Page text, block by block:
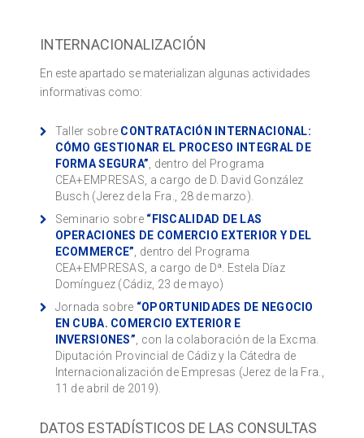
INTERNACIONALIZACIÓN
En este apartado se materializan algunas actividades
informativas como:
Taller sobre CONTRATACIÓN INTERNACIONAL:
CÓMO GESTIONAR EL PROCESO INTEGRAL DE
FORMA SEGURA” , dentro del Programa
CEA+EMPRESAS, a cargo de D. David González
Busch (Jerez de la Fra., 28 de marzo).
Seminario sobre “FISCALIDAD DE LAS
OPERACIONES DE COMERCIO EXTERIOR Y DEL
ECOMMERCE” , dentro del Programa
CEA+EMPRESAS, a cargo de Dª. Estela Díaz
Domínguez (Cádiz, 23 de mayo)
Jornada sobre “OPORTUNIDADES DE NEGOCIO
EN CUBA. COMERCIO EXTERIOR E
INVERSIONES” , con la colaboración de la Excma.
Diputación Provincial de Cádiz y la Cátedra de
Internacionalización de Empresas (Jerez de la Fra.,
11 de abril de 2019).
DATOS ESTADÍSTICOS DE LAS CONSULTAS